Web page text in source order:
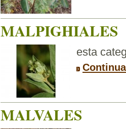
MALPIGHIALES
esta
MALVALES